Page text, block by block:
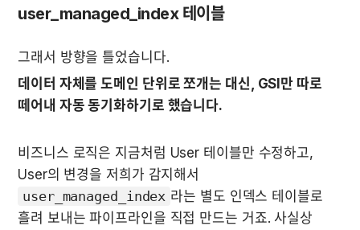
user_managed_index 테이블
그래서 방향을 틀었습니다.
데이터 자체를 도메인 단위로 쪼개는 대신, GSI만 따로
떼어내 자동 동기화하기로 했습니다.
비즈니스 로직은 지금처럼 User 테이블만 수정하고,
user_managed_index 라는 별도 인덱스 테이블로
흘려 보내는 파이프라인을 직접 만드는 거죠. 사실상